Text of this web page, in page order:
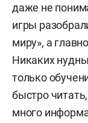
даже не
игры
миру», а
Никаких
только
быстро
много